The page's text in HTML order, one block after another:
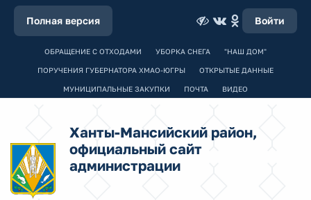
Полная версия Войти
ОБРАЩЕНИЕ С ОТХОДАМИ УБОРКА СНЕГА "НАШ ДОМ"
ПОРУЧЕНИЯ ГУБЕРНАТОРА ХМАО-ЮГРЫ ОТКРЫТЫЕ ДАННЫЕ
МУНИЦИПАЛЬНЫЕ ЗАКУПКИ ПОЧТА ВИДЕО
Ханты-Мансийский район,
официальный сайт
администрации